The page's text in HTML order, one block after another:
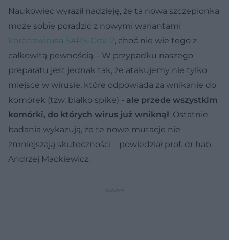
Naukowiec wyraził nadzieję, że ta nowa szczepionka
może sobie poradzić z nowymi wariantami
koronawirusa SARS-CoV-2, choć nie wie tego z
całkowitą pewnością. - W przypadku naszego
preparatu jest jednak tak, że atakujemy nie tylko
miejsce w wirusie, które odpowiada za wnikanie do
komórek (tzw. białko spike) - ale przede wszystkim
komórki, do których wirus już wniknął. Ostatnie
badania wykazują, że te nowe mutacje nie
zmniejszają skuteczności – powiedział prof. dr hab.
Andrzej Mackiewicz.